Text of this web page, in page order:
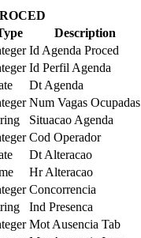
Description
Id Agenda Proced
Id Perfil Agenda
Dt Agenda
Num Vagas Ocupadas
Situacao Agenda
Cod Operador
Dt Alteracao
Hr Alteracao
Concorrencia
Ind Presenca
Mot Ausencia Tab